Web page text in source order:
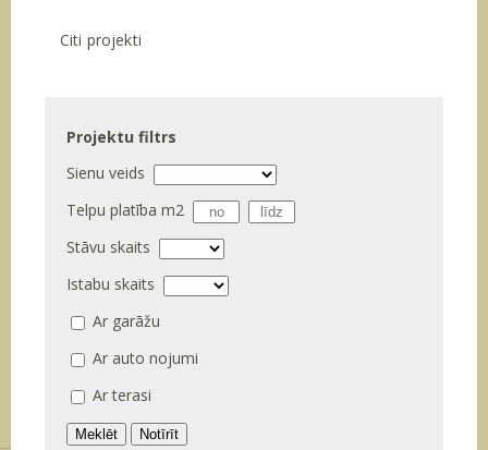
Citi projekti
Projektu filtrs
Sienu veids
Telpu platība m2
Stāvu skaits
Istabu skaits
Ar garāžu
Ar auto nojumi
Ar terasi